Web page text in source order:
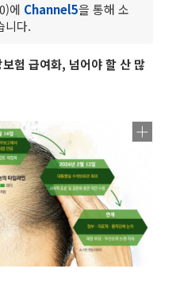
에 Channel5을 통해 소
니다.
험 급여화, 넘어야 할 산 많